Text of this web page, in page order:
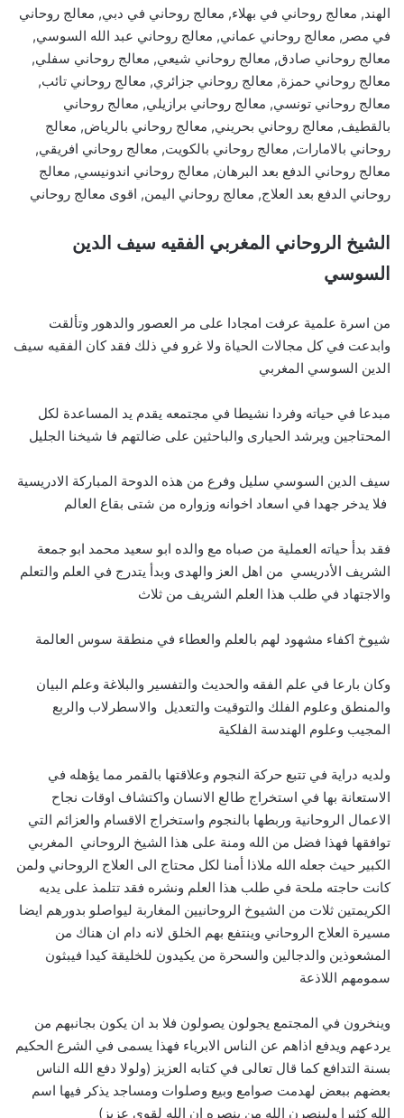
الهند, معالج روحاني في بهلاء, معالج روحاني في دبي, معالج روحاني
في مصر, معالج روحاني عماني, معالج روحاني عبد الله السوسي,
معالج روحاني صادق, معالج روحاني شيعي, معالج روحاني سفلي,
معالج روحاني حمزة, معالج روحاني جزائري, معالج روحاني تائب,
معالج روحاني تونسي, معالج روحاني برازيلي, معالج روحاني
بالقطيف, معالج روحاني بحريني, معالج روحاني بالرياض, معالج
روحاني بالامارات, معالج روحاني بالكويت, معالج روحاني افريقي,
معالج روحاني الدفع بعد البرهان, معالج روحاني اندونيسي, معالج
روحاني الدفع بعد العلاج, معالج روحاني اليمن, اقوى معالج روحاني
الشيخ الروحاني المغربي الفقيه سيف الدين
السوسي
من اسرة علمية عرفت امجادا على مر العصور والدهور وتألقت
وابدعت في كل مجالات الحياة ولا غرو في ذلك فقد كان الفقيه سيف
الدين السوسي المغربي
مبدعا في حياته وفردا نشيطا في مجتمعه يقدم يد المساعدة لكل
المحتاجين ويرشد الحيارى والباحثين على ضالتهم فا شيخنا الجليل
سيف الدين السوسي سليل وفرع من هذه الدوحة المباركة الادريسية
فلا يدخر جهدا في اسعاد اخوانه وزواره من شتى بقاع العالم
فقد بدأ حياته العملية من صباه مع والده ابو سعيد محمد ابو جمعة
الشريف الأدريسي من اهل العز والهدى وبدأ يتدرج في العلم والتعلم
والاجتهاد في طلب هذا العلم الشريف من ثلاث
شيوخ اكفاء مشهود لهم بالعلم والعطاء في منطقة سوس العالمة
وكان بارعا في علم الفقه والحديث والتفسير والبلاغة وعلم البيان
والمنطق وعلوم الفلك والتوقيت والتعديل والاسطرلاب والربع
المجيب وعلوم الهندسة الفلكية
ولديه دراية في تتبع حركة النجوم وعلاقتها بالقمر مما يؤهله في
الاستعانة بها في استخراج طالع الانسان واكتشاف اوقات نجاح
الاعمال الروحانية وربطها بالنجوم واستخراج الاقسام والعزائم التي
توافقها فهذا فضل من الله ومنة على هذا الشيخ الروحاني المغربي
الكبير حيث جعله الله ملاذا أمنا لكل محتاج الى العلاج الروحاني ولمن
كانت حاجته ملحة في طلب هذا العلم ونشره فقد تتلمذ على يديه
الكريمتين ثلات من الشيوخ الروحانيين المغاربة ليواصلو بدورهم ايضا
مسيرة العلاج الروحاني وينتفع بهم الخلق لانه دام ان هناك من
المشعوذين والدجالين والسحرة من يكيدون للخليقة كيدا فيبثون
سمومهم اللاذعة
وينخرون في المجتمع يجولون يصولون فلا بد ان يكون بجانبهم من
يردعهم ويدفع اذاهم عن الناس الابرياء فهذا يسمى في الشرع الحكيم
بسنة التدافع كما قال تعالى في كتابه العزيز (ولولا دفع الله الناس
بعضهم ببعض لهدمت صوامع وبيع وصلوات ومساجد يذكر فيها اسم
الله كثيرا ولينصرن الله من ينصره ان الله لقوي عزيز)